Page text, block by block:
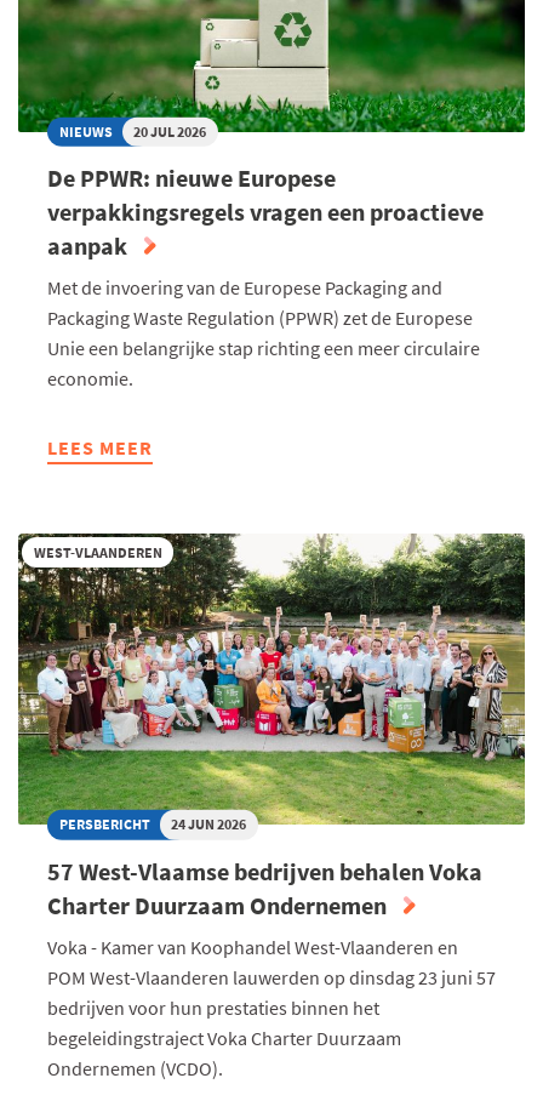
NIEUWS 20 JUL 2026
De PPWR: nieuwe Europese
verpakkingsregels vragen een proactieve
aanpak
Met de invoering van de Europese Packaging and
Packaging Waste Regulation (PPWR) zet de Europese
Unie een belangrijke stap richting een meer circulaire
economie.
LEES MEER
ABOUT
NIEUWE
EUROPESE
VERPAKKINGSREGELS
VRAGEN
EEN
PROACTIEVE
AANPAK
WEST-VLAANDEREN
PERSBERICHT 24 JUN 2026
57 West-Vlaamse bedrijven behalen Voka
Charter Duurzaam Ondernemen
Voka - Kamer van Koophandel West-Vlaanderen en
POM West-Vlaanderen lauwerden op dinsdag 23 juni 57
bedrijven voor hun prestaties binnen het
begeleidingstraject Voka Charter Duurzaam
Ondernemen (VCDO).